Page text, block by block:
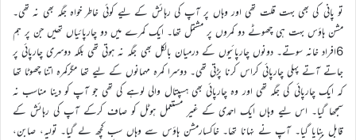
تو پانی کی بھی بہت قلت تھی اور وہاں پر آپ کی رہائش کے لیے کوئی خاطر خواہ جگہ بھی نہ تھی۔
مشن ہاؤس بہت ہی چھوٹے دو کمروں پر مشتمل تھا۔ ایک کمرے میں دو چارپائیاں تھیں جن پر ہم
6افراد خانہ سوتے۔ دونوں چارپائیوں کے درمیان بالکل بھی جگہ نہ ہوتی تھی بلکہ دوسری چارپائی پر
جاتے آتے پہلی چارپائی کراس کرنا پڑتی تھی۔ دوسرا کمرہ مہمانوں کے لیے تھا مگرکمرہ اتنا چھوٹا تھا
کہ ایک چارپائی کی جگہ تھی اور وہ چارپائی بھی ہسپتال والی لوہے کی تھی جو آپ کو دینا مناسب نہ
سمجھا گیا۔ اس لیے وہاں ایک احمدی کے غیر مستعمل ہوٹل کو صاف کرکے آپ کی رہائش کے
قابل بنایا گیا۔ آپ نے نہانا تھا۔ خاکسارمشن ہاؤس سے وہاں سب کچھ لے گیا۔ تولیہ، صابن،